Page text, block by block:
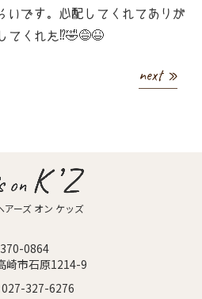
いです。心配してくれてありが
てくれた⁉️🤣😅😆
next »
アーズ オン ケッズ
0864
崎市石原1214-9
027-327-6276